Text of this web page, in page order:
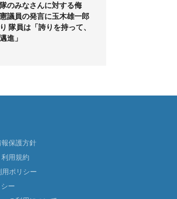
隊のみなさんに対する侮
議員の発言に玉木雄一郎
隊員は「誇りを持って、
進」
保護方針
用規約
用ポリシー
ー